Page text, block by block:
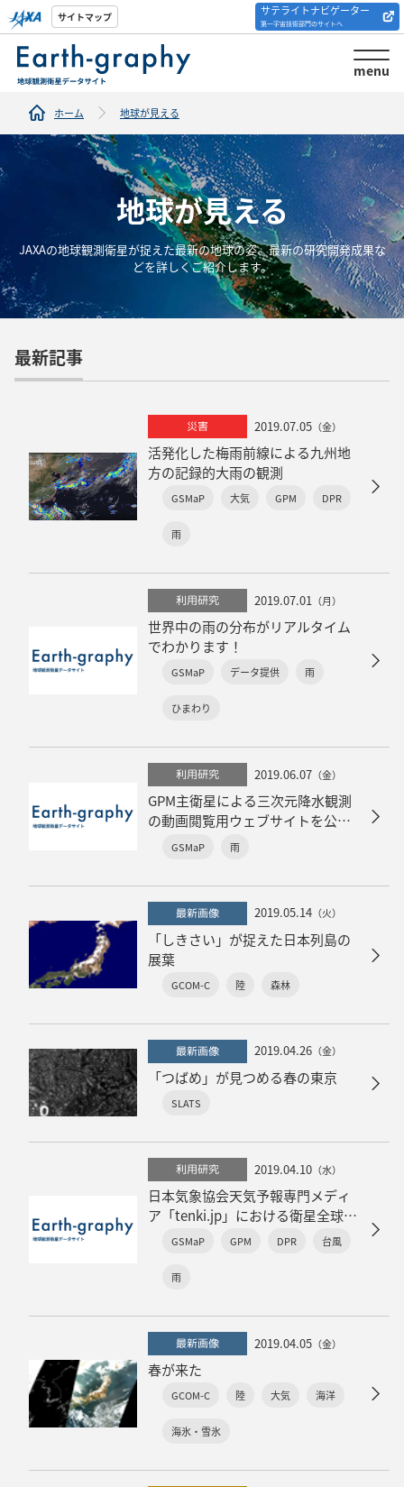
サイトマップ サテライトナビゲーター
第一宇宙技術部門のサイトへ
menu
解析ツール/サイトの
紹介
ホーム 地球が見える
地球が見える
JAXAの地球観測衛星が捉えた最新の地球の姿、最新の研究開発成果な
どを詳しくご紹介します。
最新記事
災害 2019.07.05 （金）
活発化した梅雨前線による九州地
方の記録的大雨の観測
GSMaP 大気 GPM DPR
雨
利用研究 2019.07.01 （月）
世界中の雨の分布がリアルタイム
でわかります！
GSMaP データ提供 雨
ひまわり
利用研究 2019.06.07 （金）
GPM主衛星による三次元降水観測
の動画閲覧用ウェブサイトを公開
しました
GSMaP 雨
最新画像 2019.05.14 （火）
「しきさい」が捉えた日本列島の
展葉
GCOM-C 陸 森林
最新画像 2019.04.26 （金）
「つばめ」が見つめる春の東京
SLATS
利用研究 2019.04.10 （水）
日本気象協会天気予報専門メディ
ア「tenki.jp」における衛星全球降
水マップ（GSMaP）実況・予報情
GSMaP GPM DPR 台風
雨
最新画像 2019.04.05 （金）
春が来た
GCOM-C 陸 大気 海洋
海氷・雪氷